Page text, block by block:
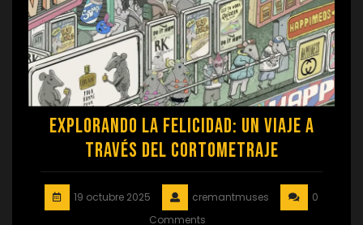
Explorando la Felicidad: Un Viaje a
Través del Cortometraje
19 octubre 2025 cremantmuses
0
Comments